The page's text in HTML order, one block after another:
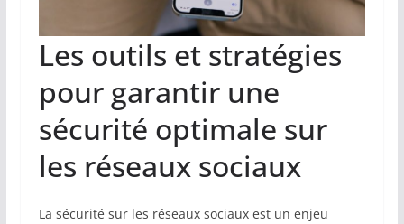
Les outils et stratégies
pour garantir une
sécurité optimale sur
les réseaux sociaux
La sécurité sur les réseaux sociaux est un enjeu